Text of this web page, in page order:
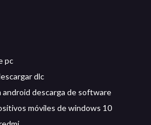
pc
dlc
descarga de software
móviles de windows 10